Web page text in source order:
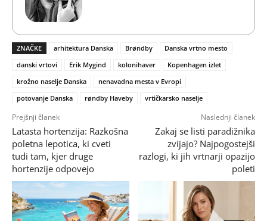
ZNAČKE arhitektura Danska Brøndby
Danska vrtno mesto
danski vrtovi
Erik Mygind kolonihaver
Kopenhagen izlet
krožno naselje Danska
nenavadna mesta v Evropi
potovanje Danska
røndby Haveby vrtičkarsko naselje
Prejšnji članek
Latasta hortenzija: Razkošna
poletna lepotica, ki cveti
tudi tam, kjer druge
hortenzije odpovejo
Naslednji članek
Zakaj se listi paradižnika
zvijajo? Najpogostejši
razlogi, ki jih vrtnarji opazijo
poleti